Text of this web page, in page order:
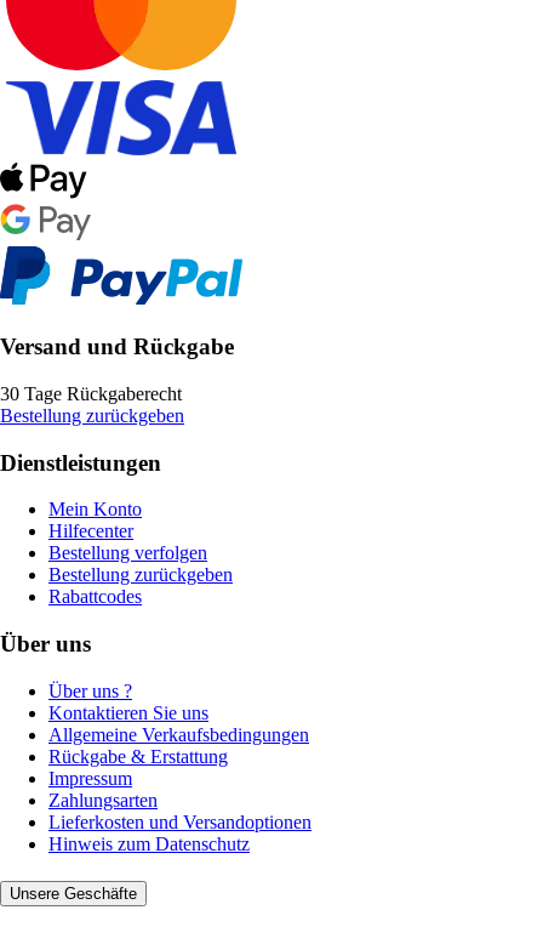
Versand und Rückgabe
30 Tage Rückgaberecht
Bestellung zurückgeben
Dienstleistungen
Mein Konto
Hilfecenter
Bestellung verfolgen
Bestellung zurückgeben
Rabattcodes
Über uns
Über uns ?
Kontaktieren Sie uns
Allgemeine Verkaufsbedingungen
Rückgabe & Erstattung
Impressum
Zahlungsarten
Lieferkosten und Versandoptionen
Hinweis zum Datenschutz
Unsere Geschäfte